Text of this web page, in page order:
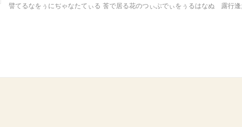
譬てるなをぅにぢゃなたてぃる 莟で居る花のつぃぶでぃをぅるはなぬ 露行